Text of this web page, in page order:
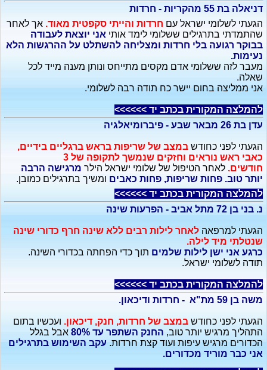
דניאלה בת 55 מהקריות - חרדות
הגעתי לשלומי ישראל עם חרדות והייתי סקפטית מאוד. אך לאחר
שהתמדתי בתרגילים ששלומי לימד אותי אני יוצאת לעבודה
בבוקר רגועה בלי חרדות ומצליחה להשתלט על ההרגשות הלא
נעימות.
מעבר לזה ששלומי אדם מקסים מתייחס ונותן מענה מייד לכל
שאלה.
אני ממליצה בחום יישר כח תודה רבה לשלומי.
להמלצה המקורית בכתב יד >>>>>>
עדן בת 26 מבאר שבע - פיברומיאלגיה
הגעתי לפני כחודש במצב של שריפות בראש ברגליים בידיים,
כאבי ראש נוראים וחזקים שנמשך לתקופה של 3
חודשים. לאחר הטיפול של שלומי ישראל הילר מרגישה הרבה
יותר טוב. פחות שריפות, פחות כאבים ומשיך בתרגילים כמובן.
להמלצה המקורית בכתב יד >>>>>>
נ. בני בן 72 מתל אביב - הפרעות שינה
הגעתי למרפאה לאחר לילות רבים ללא שינה חרף כדורי שינה
שנטלתי מיד לילה.
כרגע אני ישן לילות שלמים תוך כדי הפחתה בכדורי השינה.
תודה לשלומי ישראל.
להמלצה המקורית בכתב יד >>>>>>
משה בן 59 מת"א - חרדות ודיכאון.
הגעתי לפני כחודש במצב של חרדות, חנק, דיכאון. ועכשיו בתום
התהליך מרגיש יותר טוב, החנק השתפר עד 80%
אבל בגלל
הכדורים מרגיש עיפות ועוד קצת חרדות. עקב השימוש בתרגילים
אני כבר מוריד מכדורים.